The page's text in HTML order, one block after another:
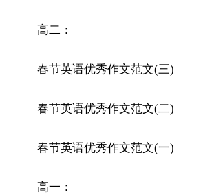
高二 ：
春节英语优秀作文范文(三)
春节英语优秀作文范文(二)
春节英语优秀作文范文(一)
高一 ：